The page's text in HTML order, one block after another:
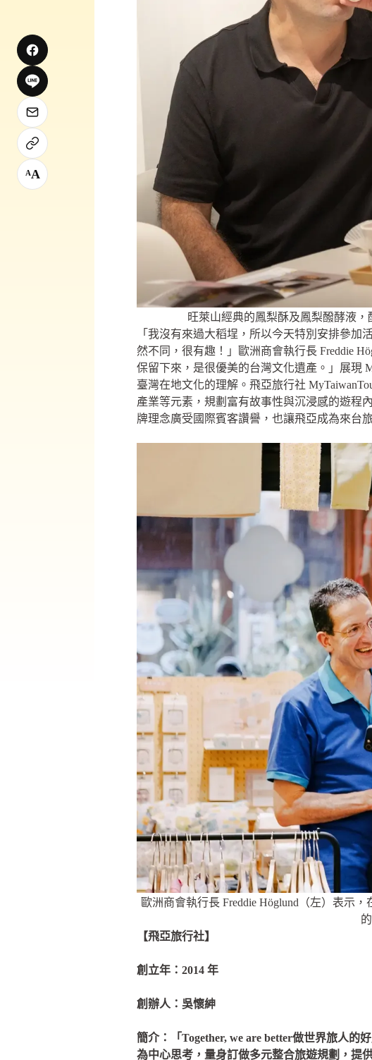
旺萊山經典的鳳梨酥及鳳梨醱酵液
「我沒有來過大稻埕，所以今天特別安排參
然不同，很有趣！」歐洲商會執行長 Freddie
保留下來，是很優美的台灣文化遺產。」展現
臺灣在地文化的理解。飛亞旅行社
產業等元素，規劃富有故事性與沉浸感的遊程
牌理念廣受國際賓客讚譽，也讓飛亞成為來台
歐洲商會執行長 Freddie Höglund（左）表示
【飛亞旅行社】
創立年：2014 年
創辦人：吳懷紳
簡介：「Together, we are better做世界旅⼈的
為中心思考，量身訂做多元整合旅遊規劃，提
AA